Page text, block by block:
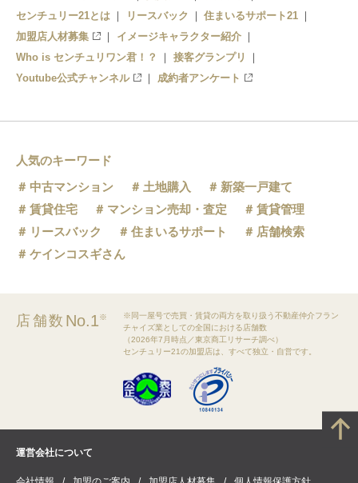
センチュリー21とは
リースバック
住まいるサポート21
加盟店人材募集
イメージキャラクター紹介
Who is センチュリワン君！？
接客グランプリ
Youtube公式チャンネル
成約者アンケート
人気のキーワード
中古マンション
土地購入
新築一戸建て
賃貸住宅
マンション売却・査定
賃貸管理
リースバック
住まいるサポート
店舗検索
ケインコスギさん
店舗数 No.1※
※同一屋号で売買・賃貸の両方を取り扱う不動産仲介フラン
チャイズ業としての全国における店舗数
（2026年7月時点／東京商工リサーチ調べ）
センチュリー21の加盟店は、すべて独立・自営です。
運営会社について